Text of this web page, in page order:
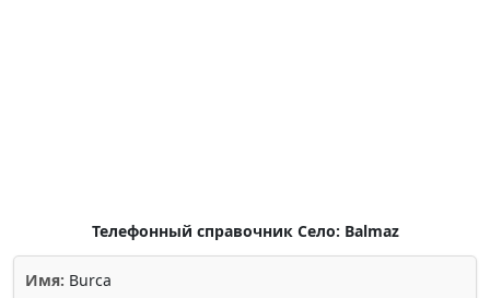
Телефонный справочник Село: Balmaz
Имя: Burca